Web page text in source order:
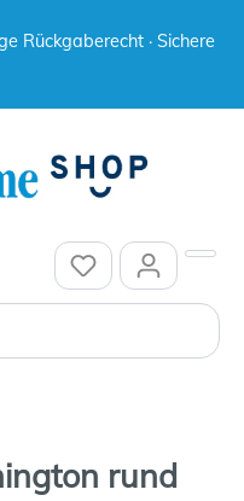
Rückgaberecht · Sichere
rund